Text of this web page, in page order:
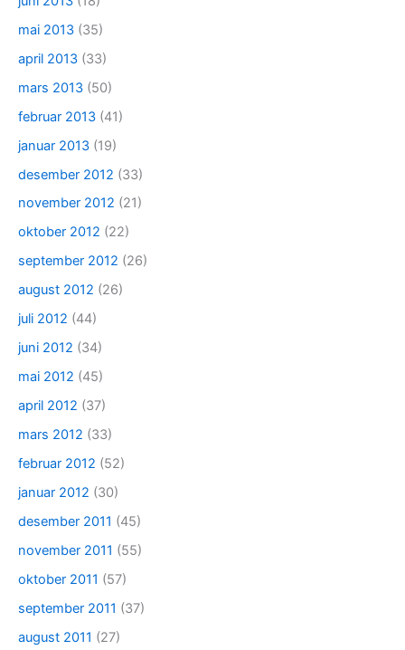
mai 2013 (35)
april 2013 (33)
mars 2013 (50)
februar 2013 (41)
januar 2013 (19)
desember 2012 (33)
november 2012 (21)
oktober 2012 (22)
september 2012 (26)
august 2012 (26)
juli 2012 (44)
juni 2012 (34)
mai 2012 (45)
april 2012 (37)
mars 2012 (33)
februar 2012 (52)
januar 2012 (30)
desember 2011 (45)
november 2011 (55)
oktober 2011 (57)
september 2011 (37)
august 2011 (27)